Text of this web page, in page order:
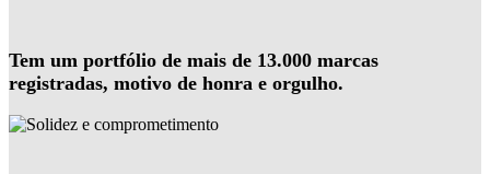
Tem um portfólio de mais de 13.000 marcas
registradas, motivo de honra e orgulho.